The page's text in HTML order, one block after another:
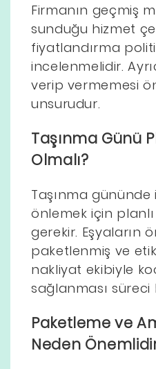
Firmanın geçmiş
sunduğu hizmet
fiyatlandırma
incelenmelidir.
verip vermemesi
unsurudur.
Taşınma Günü
Olmalı?
Taşınma gününde
önlemek için
gerekir. Eşyaların
paketlenmiş ve
nakliyat ekibiyle
sağlanması süreci
Paketleme ve
Neden